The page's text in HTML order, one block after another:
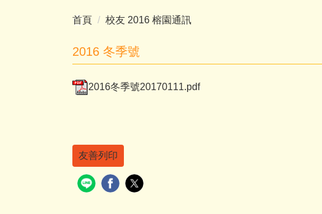
首頁 校友 2016 榕園通訊
2016 冬季號
2016冬季號20170111.pdf
友善列印